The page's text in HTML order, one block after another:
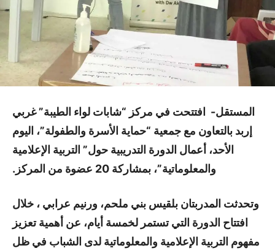
المستقل- افتتحت في مركز “شابات لواء الطيبة” غربي
إربد بالتعاون مع جمعية “حماية الأسرة والطفولة”، اليوم
الأحد، أعمال الدورة التدريبية حول” التربية الإعلامية
والمعلوماتية”، بمشاركة 20 عضوة من المركز.
وتحدثت المدربتان بلقيس بني ملحم، ورنيم عرابي ، خلال
افتتاح الدورة التي تستمر لخمسة أيام، عن أهمية تعزيز
مفهوم التربية الإعلامية والمعلوماتية لدى الشباب في ظل